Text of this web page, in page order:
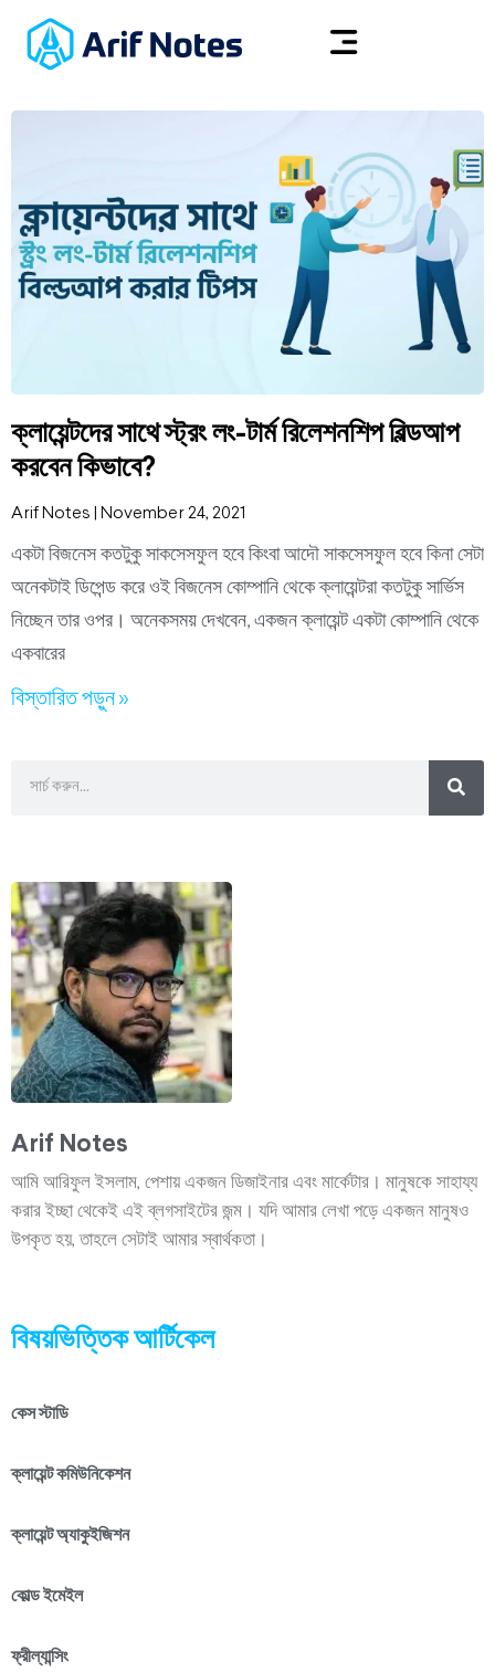
ক্লায়েন্টদের সাথে স্ট্রং লং-টার্ম রিলেশনশিপ বিল্ডআপ
করবেন কিভাবে?
Arif Notes November 24, 2021
একটা বিজনেস কতটুকু সাকসেসফুল হবে কিংবা আদৌ সাকসেসফুল হবে কিনা সেটা
অনেকটাই ডিপেন্ড করে ওই বিজনেস কোম্পানি থেকে ক্লায়েন্টরা কতটুকু সার্ভিস
নিচ্ছেন তার ওপর। অনেকসময় দেখবেন, একজন ক্লায়েন্ট একটা কোম্পানি থেকে
একবারের
বিস্তারিত পড়ুন »
Arif Notes
আমি আরিফুল ইসলাম, পেশায় একজন ডিজাইনার এবং মার্কেটার। মানুষকে সাহায্য
করার ইচ্ছা থেকেই এই ব্লগসাইটের জন্ম। যদি আমার লেখা পড়ে একজন মানুষও
উপকৃত হয়, তাহলে সেটাই আমার স্বার্থকতা।
বিষয়ভিত্তিক আর্টিকেল
কেস স্টাডি
ক্লায়েন্ট কমিউনিকেশন
ক্লায়েন্ট অ্যাকুইজিশন
কোল্ড ইমেইল
ফ্রীল্যান্সিং